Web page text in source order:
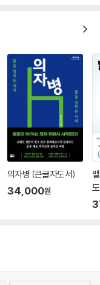
의자병 (큰글자도서)
34,000원